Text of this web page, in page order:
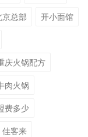
京总部
开小面馆
庆火锅配方
肉火锅
费多少
佳客来